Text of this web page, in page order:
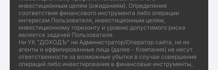
инвестиционным целям (ожиданиям). Определение
соответствия финансового инструмента либо операции
интересам Пользователя, инвестиционным целям,
инвестиционному горизонту и уровню допустимого риска
является задачей Пользователя.
Ни УК "ДОХОДЪ" ни Администратор/Оператор сайта, ни их
агенты и аффилированные лица (далее - Компания) не несут
ответственности за возможные убытки в случае совершения
операций либо инвестирования в финансовые инструменты,